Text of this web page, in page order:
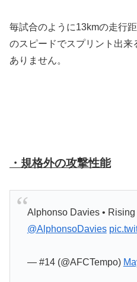
毎試合のように13kmの走行
のスピードでスプリント出
ありません。
・規格外の攻撃性能
Alphonso Davies • Rising
@AlphonsoDavies
— #14 (@AFCTempo)